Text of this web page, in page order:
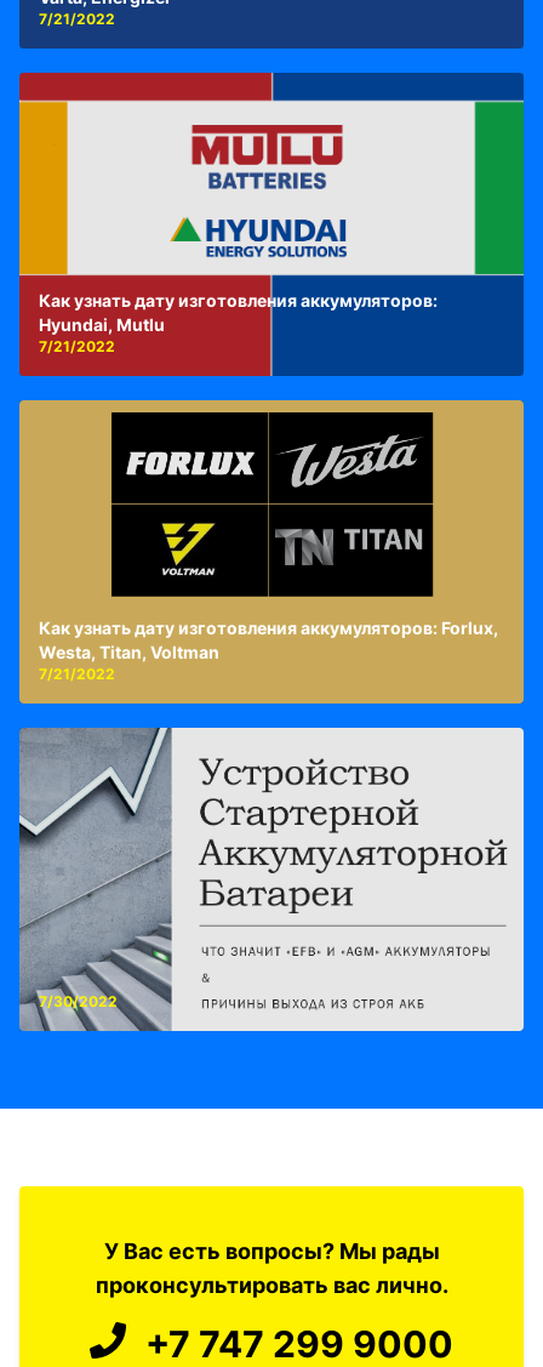
7/21/2022
Как узнать дату изготовления аккумуляторов:
Hyundai, Mutlu
7/21/2022
Как узнать дату изготовления аккумуляторов: Forlux,
Westa, Titan, Voltman
7/21/2022
7/30/2022
У Вас есть вопросы? Мы рады
проконсультировать вас лично.
+7 747 299 9000